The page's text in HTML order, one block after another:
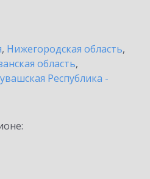
, Нижегородская область,
область,
Республика -